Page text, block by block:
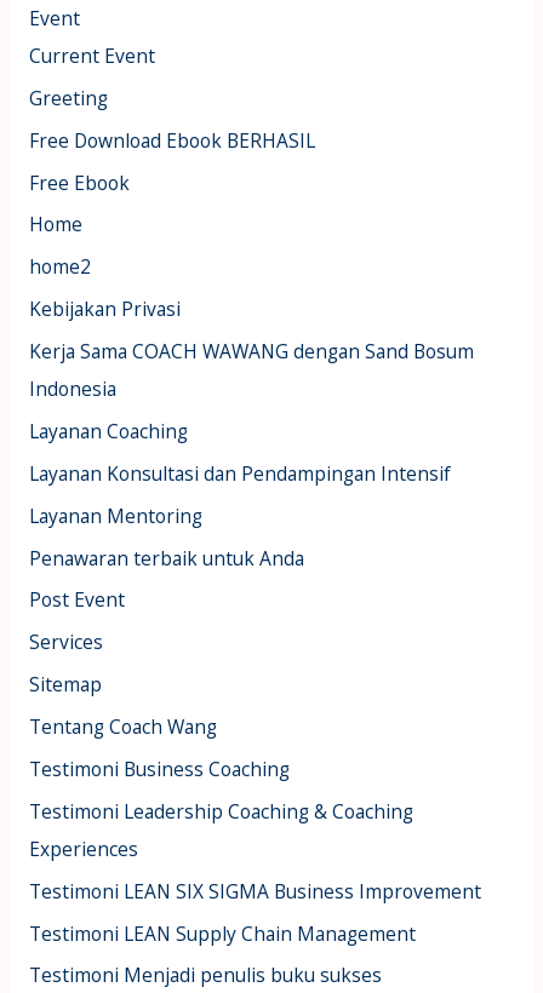
Event
Current Event
Greeting
Free Download Ebook BERHASIL
Free Ebook
Home
home2
Kebijakan Privasi
Kerja Sama COACH WAWANG dengan Sand Bosum
Indonesia
Layanan Coaching
Layanan Konsultasi dan Pendampingan Intensif
Layanan Mentoring
Penawaran terbaik untuk Anda
Post Event
Services
Sitemap
Tentang Coach Wang
Testimoni Business Coaching
Testimoni Leadership Coaching & Coaching
Experiences
Testimoni LEAN SIX SIGMA Business Improvement
Testimoni LEAN Supply Chain Management
Testimoni Menjadi penulis buku sukses